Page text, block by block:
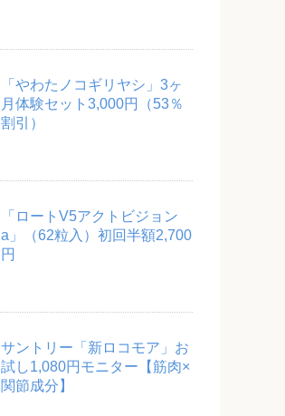
「やわたノコギリヤシ」3ヶ
月体験セット3,000円（53％
割引）
「ロートV5アクトビジョン
a」（62粒入）初回半額2,700
円
サントリー「新ロコモア」お
試し1,080円モニター【筋肉×
関節成分】